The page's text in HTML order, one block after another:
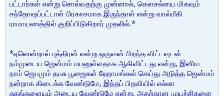
பட்டார்கள் என்று சொல்வதற்கு முன்னால், கௌசல்யை மிகவும்
சந்தோஷப்பட்டாள் பிரகாசமாக இருந்தாள் என்று வால்மீகி
ராமாயணத்தில் குறிப்பிடுகிறார் முதலில்.*
*ஏனென்றால் புத்திரன் என்று ஒருவன் பிறந்த விட்டவுடன்
நம்முடைய ஜென்மம் பயனுள்ளதாக ஆகிவிட்டது என்று, இனிய
நாம் ஜெபமும் தபசு பூஜைகள் ஹோமங்கள் செய்து அடுத்த ஜென்மம்
நன்றாக கிடைக்க வேண்டுமே, இந்தப் பிறவியில் எல்லா
சுகங்களையும் அடைய வேண்டுமே என்று, அதற்கான முயற்சிகளை